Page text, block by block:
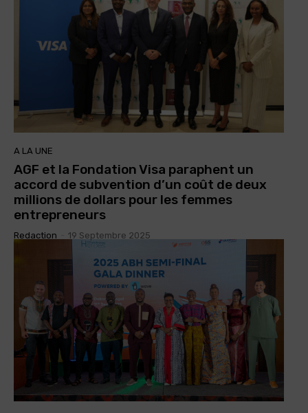
A LA UNE
AGF et la Fondation Visa paraphent un
accord de subvention d’un coût de deux
millions de dollars pour les femmes
entrepreneurs
Redaction 19 Septembre 2025